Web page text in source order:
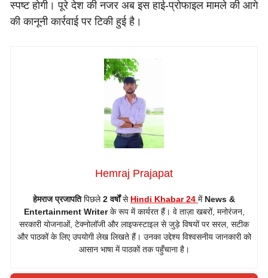
स्पष्ट होगी। पूरे देश की नजर अब इस हाई-प्रोफाइल मामले की आगे
की कानूनी कार्रवाई पर टिकी हुई है।
Hemraj Prajapat
हेमराज प्रजापतिपिछले2 वर्षोंसे Hindi Khabar 24 में News &
Entertainment Writerके रूप में कार्यरत हैं। वे ताज़ा खबरों, मनोरंजन,
सरकारी योजनाओं, टेक्नोलॉजी और लाइफस्टाइल से जुड़े विषयों पर सरल, सटीक
और पाठकों के लिए उपयोगी लेख लिखते हैं। उनका उद्देश्य विश्वसनीय जानकारी को
आसान भाषा में पाठकों तक पहुँचाना है।